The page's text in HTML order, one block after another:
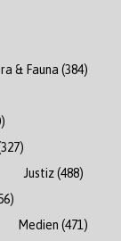
& Fauna (384)
Justiz(488)
Medien (471)